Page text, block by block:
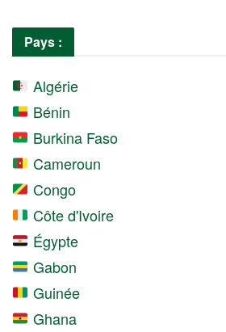
Pays :
Algérie
Bénin
Burkina Faso
Cameroun
Congo
Côte d'Ivoire
Égypte
Gabon
Guinée
Ghana